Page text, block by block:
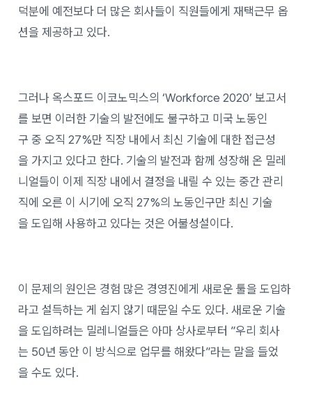
덕분에 예전보다 더 많은 회사들이 직원들에게 재택근무 옵
션을 제공하고 있다.
그러나 옥스포드 이코노믹스의 ‘Workforce 2020’ 보고서
를 보면 이러한 기술의 발전에도 불구하고 미국 노동인
구 중 오직 27%만 직장 내에서 최신 기술에 대한 접근성
을 가지고 있다고 한다. 기술의 발전과 함께 성장해 온 밀레
니얼들이 이제 직장 내에서 결정을 내릴 수 있는 중간 관리
직에 오른 이 시기에 오직 27%의 노동인구만 최신 기술
을 도입해 사용하고 있다는 것은 어불성설이다.
이 문제의 원인은 경험 많은 경영진에게 새로운 툴을 도입하
라고 설득하는 게 쉽지 않기 때문일 수도 있다. 새로운 기술
을 도입하려는 밀레니얼들은 아마 상사로부터 ”우리 회사
는 50년 동안 이 방식으로 업무를 해왔다”라는 말을 들었
을 수도 있다.